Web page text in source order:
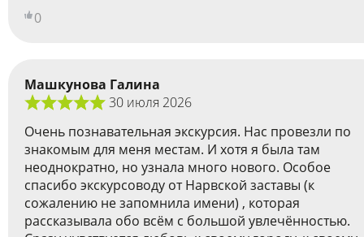
0
Машкунова Галина
30 июля 2026
Очень познавательная экскурсия. Нас провезли по
знакомым для меня местам. И хотя я была там
неоднократно, но узнала много нового. Особое
спасибо экскурсоводу от Нарвской заставы (к
сожалению не запомнила имени) , которая
рассказывала обо всём с большой увлечённостью.